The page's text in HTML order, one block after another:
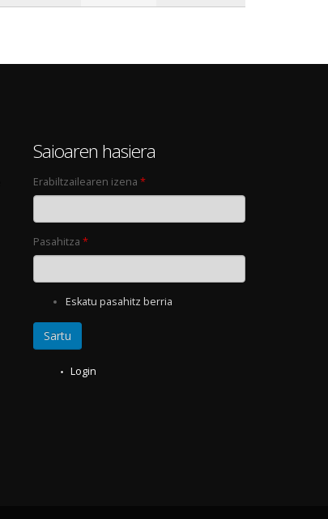
Saioaren hasiera
Erabiltzailearen izena *
Pasahitza *
Eskatu pasahitz berria
Login